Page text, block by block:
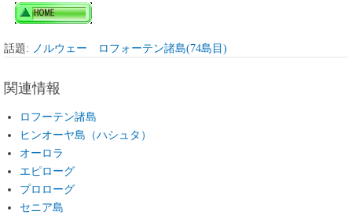
話題: ノルウェー ロフォーテン諸島(74島目)
関連情報
ロフーテン諸島
ヒンオーヤ島（ハシュタ）
オーロラ
エピローグ
プロローグ
セニア島